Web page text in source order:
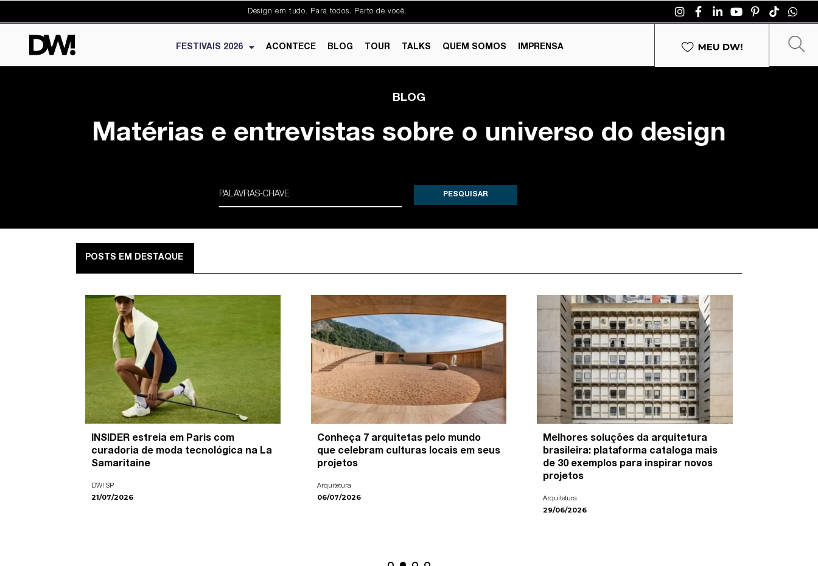
Design em tudo. Para todos. Perto de você.
FESTIVAIS 2026 ACONTECE BLOG TOUR TALKS QUEM SOMOS IMPRENSA
BLOG
Matérias e entrevistas sobre o universo do design
PESQUISAR
POSTS EM DESTAQUE
INSIDER estreia em Paris com
curadoria de moda tecnológica na La
Samaritaine
DW! SP
21/07/2026
Conheça 7 arquitetas pelo mundo
que celebram culturas locais em seus
projetos
Arquitetura
06/07/2026
Melhores soluções da arquitetura
brasileira: plataforma cataloga mais
de 30 exemplos para inspirar novos
projetos
Arquitetura
29/06/2026